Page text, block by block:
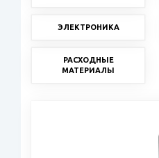
ЭЛЕКТРОНИКА
РАСХОДНЫЕ
МАТЕРИАЛЫ